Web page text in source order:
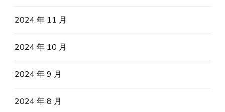
2024 年 11 月
2024 年 10 月
2024 年 9 月
2024 年 8 月